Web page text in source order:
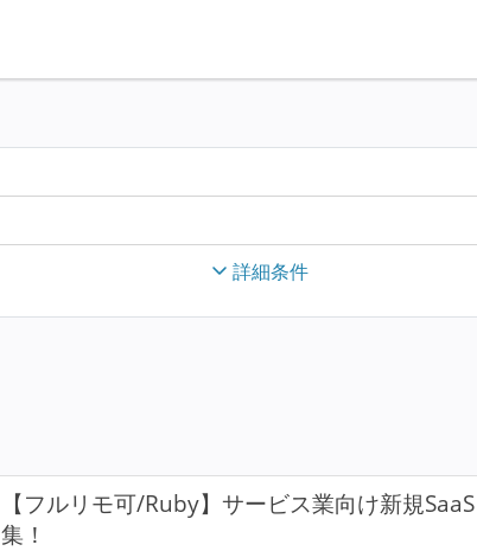
詳細条件
【フルリモ可/Ruby】サービス業向け新規
集！